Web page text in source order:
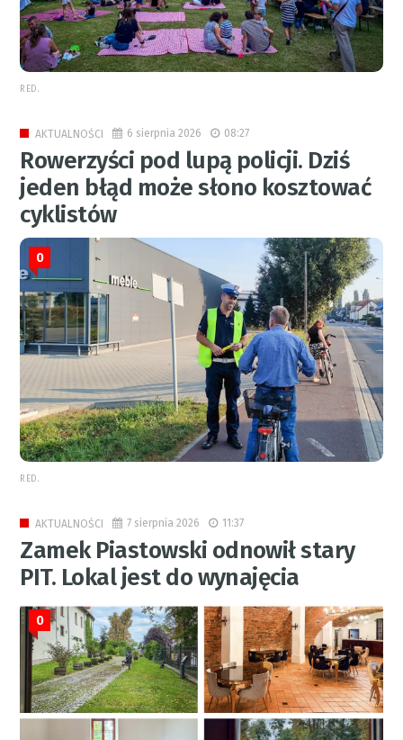
RED.
AKTUALNOŚCI 6 sierpnia 2026 08:27
Rowerzyści pod lupą policji. Dziś
jeden błąd może słono kosztować
cyklistów
0
RED.
AKTUALNOŚCI 7 sierpnia 2026 11:37
Zamek Piastowski odnowił stary
PIT. Lokal jest do wynajęcia
0